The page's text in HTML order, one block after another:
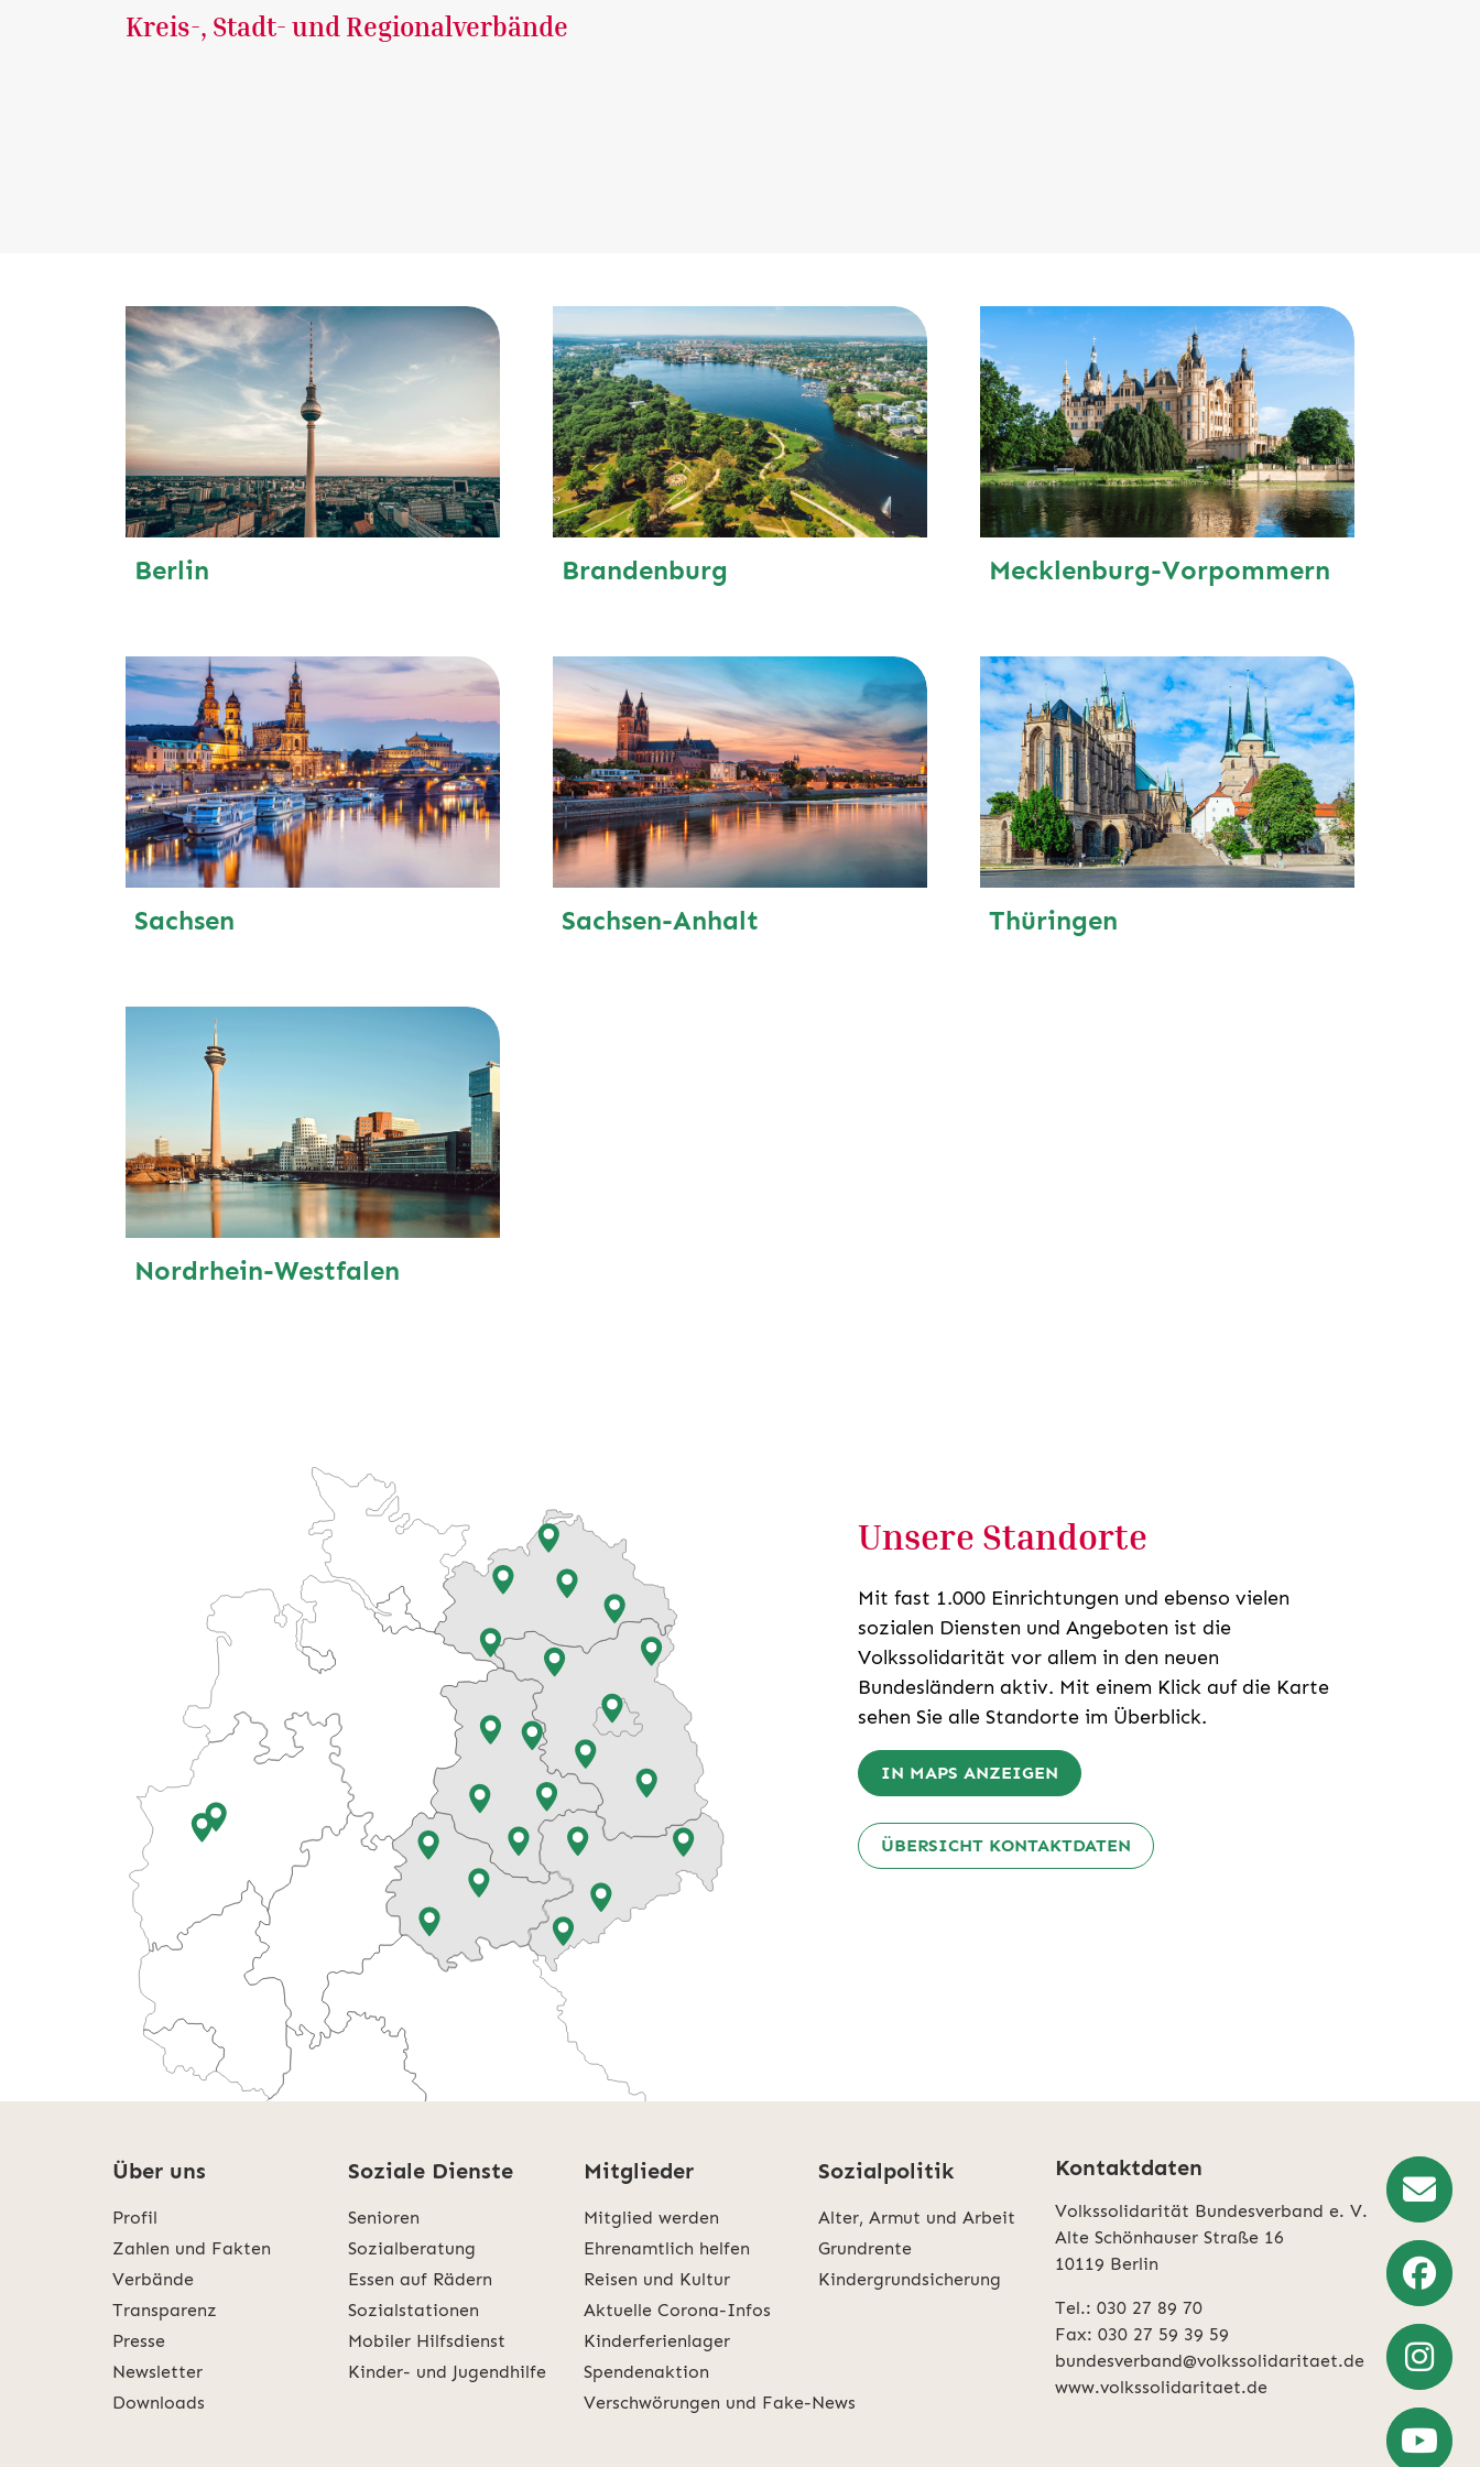
Kreis-, Stadt- und Regionalverbände
Berlin Brandenburg Mecklenburg-Vorpommern
Sachsen Sachsen-Anhalt Thüringen
Nordrhein-Westfalen
Unsere Standorte
Mit fast 1.000 Einrichtungen und ebenso vielen
sozialen Diensten und Angeboten ist die
Volkssolidarität vor allem in den neuen
Bundesländern aktiv. Mit einem Klick auf die Karte
sehen Sie alle Standorte im Überblick.
IN MAPS ANZEIGEN
ÜBERSICHT KONTAKTDATEN
KARTE LADEN
Weitere Informationen zu Google Maps können Sie unserer Datenschutzerklärungentnehmen.
Über uns
Profil
Zahlen und Fakten
Verbände
Transparenz
Presse
Newsletter
Downloads
Soziale Dienste
Senioren
Sozialberatung
Essen auf Rädern
Sozialstationen
Mobiler Hilfsdienst
Kinder- und Jugendhilfe
Mitglieder
Mitglied werden
Ehrenamtlich helfen
Reisen und Kultur
Aktuelle Corona-Infos
Kinderferienlager
Spendenaktion
Verschwörungen und Fake-News
Sozialpolitik
Alter, Armut und Arbeit
Grundrente
Kindergrundsicherung
Kontaktdaten
Volkssolidarität Bundesverband e. V.
Alte Schönhauser Straße 16
10119 Berlin
Tel.: 030 27 89 70
Fax: 030 27 59 39 59
bundesverband@volkssolidaritaet.de
www.volkssolidaritaet.de
Weiter
zu
Facebook
Weiter
zu